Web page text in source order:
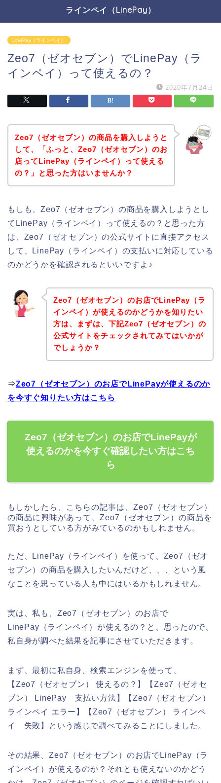
ラインペイ（LinePay）
LinePay（ラインペイ）
Zeo7（ゼオセブン）でLinePay（ラ
インペイ）って使えるの？
2020年7月24日
Zeo7（ゼオセブン）の商品を購入しようと
して、「ふっと、Zeo7（ゼオセブン）のお
店ってLinePay（ラインペイ）って使える
の？」と思った方はいませんか？
もしも、Zeo7（ゼオセブン）の商品を購入しようとし
てLinePay（ラインペイ）って使えるの？と思った方
は、Zeo7（ゼオセブン）の公式サイトに直接アクセス
して、LinePay（ラインペイ）の支払いに対応している
のかどうかを確認されるといいですよ♪
Zeo7（ゼオセブン）のお店でLinePay（ラ
インペイ）が使えるのかどうかを知りたい
方は、まずは、下記Zeo7（ゼオセブン）の
公式サイトをチェックされてみてはいかが
でしょうか？
⇒Zeo7（ゼオセブン）のお店でLinePayが使えるのか
を今すぐ知りたい方はこちら
Zeo7（ゼオセブン）のお店でLinePayが
使えるのかを今すぐ確認したい方はこち
ら
もしかしたら、こちらの記事は、Zeo7（ゼオセブン）
の商品に興味があって、Zeo7（ゼオセブン）の商品を
買おうとしている方がみているのかもしれません。
ただ、LinePay（ラインペイ）を使って、Zeo7（ゼオ
セブン）の商品を購入したいんだけど、、、という風
なことを思っている人も中にはいるかもしれません。
実は、私も、Zeo7（ゼオセブン）のお店で
LinePay（ラインペイ）が使えるの？と、思ったので、
私自身が調べた結果を記事にさせていただきます。
まず、最初に私自身、検索エンジンを使って、
【Zeo7（ゼオセブン） 使えるの？】【Zeo7（ゼオセ
ブン） LinePay 支払い方法】【Zeo7（ゼオセブン）
ラインペイ エラー】【Zeo7（ゼオセブン） ラインペ
イ 失敗】という感じで調べてみることにしました。
その結果、Zeo7（ゼオセブン）のお店でLinePay（ラ
インペイ）が使えるのか？それとも使えないのかどう